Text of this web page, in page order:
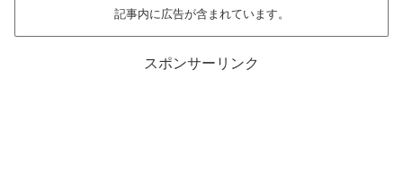
記事内に広告が含まれています。
スポンサーリンク